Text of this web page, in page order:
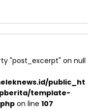
"post_excerpt" on null
public_ht
template-
on line 107